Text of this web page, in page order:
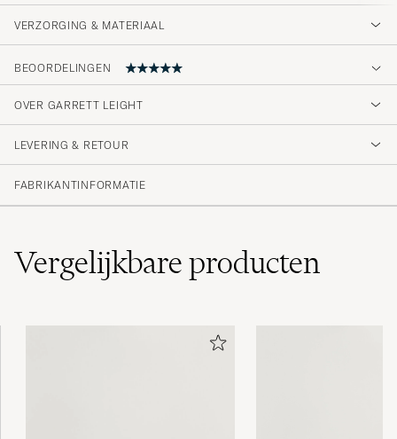
VERZORGING & MATERIAAL
BEOORDELINGEN
Rask levering!
SUSANNE H
OVER GARRETT LEIGHT
LEVERING & RETOUR
FABRIKANTINFORMATIE
Vergelijkbareproducten